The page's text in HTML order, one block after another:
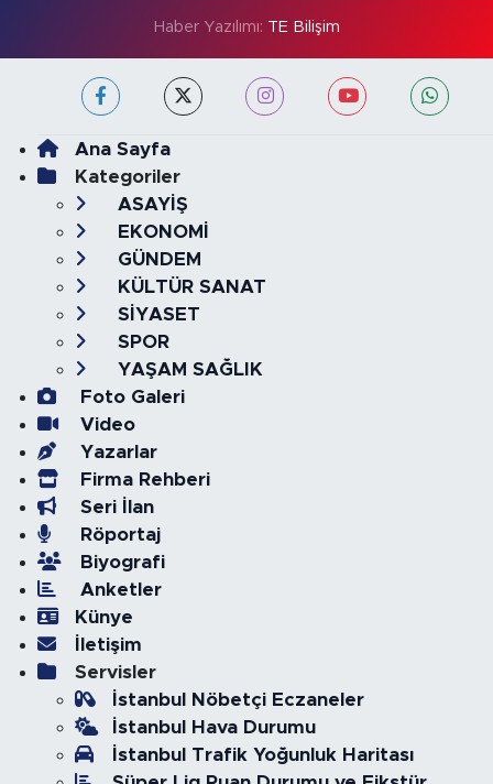
Haber Yazılımı: TE Bilişim
Ana Sayfa
Kategoriler
ASAYİŞ
EKONOMİ
GÜNDEM
KÜLTÜR SANAT
SİYASET
SPOR
YAŞAM SAĞLIK
Foto Galeri
Video
Yazarlar
Firma Rehberi
Seri İlan
Röportaj
Biyografi
Anketler
Künye
İletişim
Servisler
İstanbul Nöbetçi Eczaneler
İstanbul Hava Durumu
İstanbul Trafik Yoğunluk Haritası